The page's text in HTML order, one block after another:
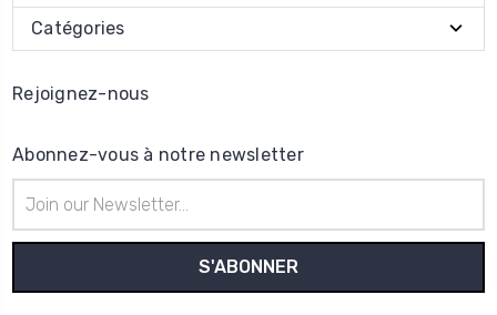
Catégories
Rejoignez-nous
Abonnez-vous à notre newsletter
e-
mail